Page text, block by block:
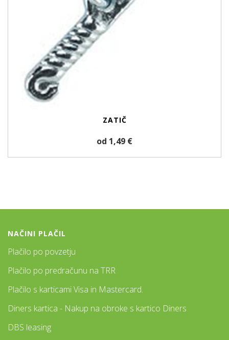
ZATIČ
od 1,49 €
NAČINI PLAČIL
Plačilo po povzetju
Plačilo po predračunu na TRR
Plačilo s karticami Visa in Mastercard.
Diners kartica - Nakup na obroke s kartico Diners
DBS leasing